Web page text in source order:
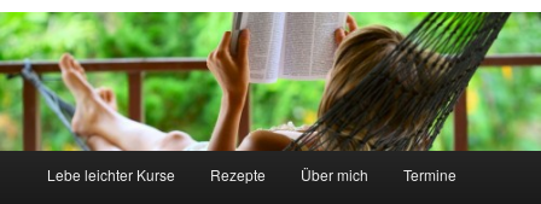
Lebe leichter Kurse Rezepte Über mich Termine